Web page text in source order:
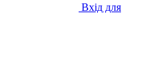
Вхід для